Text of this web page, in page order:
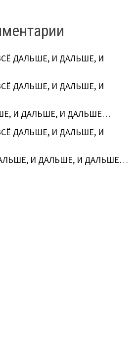
ДАЛЬШЕ, И ДАЛЬШЕ, И
ДАЛЬШЕ, И ДАЛЬШЕ, И
И ДАЛЬШЕ, И ДАЛЬШЕ…
ДАЛЬШЕ, И ДАЛЬШЕ, И
И ДАЛЬШЕ, И ДАЛЬШЕ…